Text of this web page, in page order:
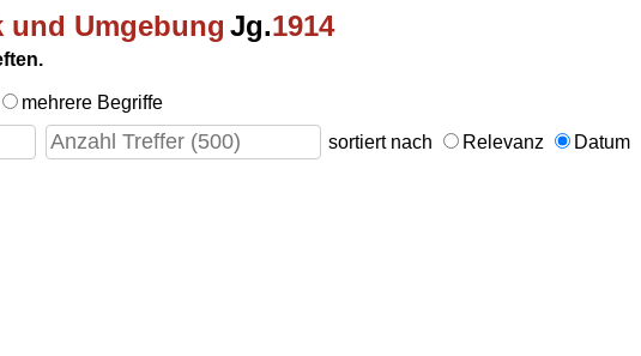
und Umgebung Jg.1914
mehrere Begriffe
sortiert nach
Relevanz Datum